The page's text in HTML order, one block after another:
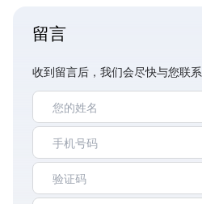
留言
收到留言后，我们会尽快与您联系